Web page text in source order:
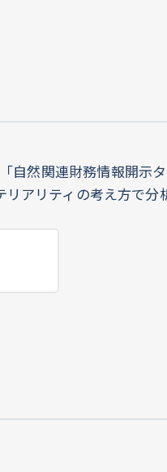
自然関連財務情報開示
アリティの考え方で分